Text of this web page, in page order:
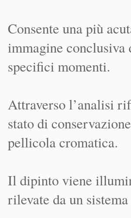
Consente una più
immagine
specifici momenti.
Attraverso l’analisi
stato di
pellicola cromatica.
Il dipinto viene
rilevate da un